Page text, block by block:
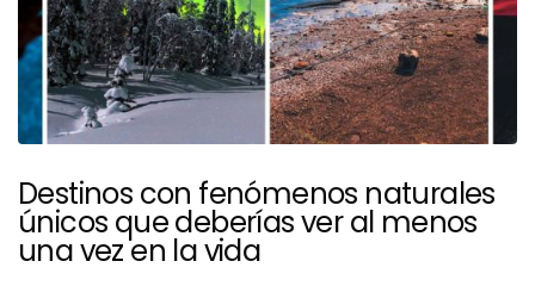
Destinos con fenómenos naturales
únicos que deberías ver al menos
una vez en la vida